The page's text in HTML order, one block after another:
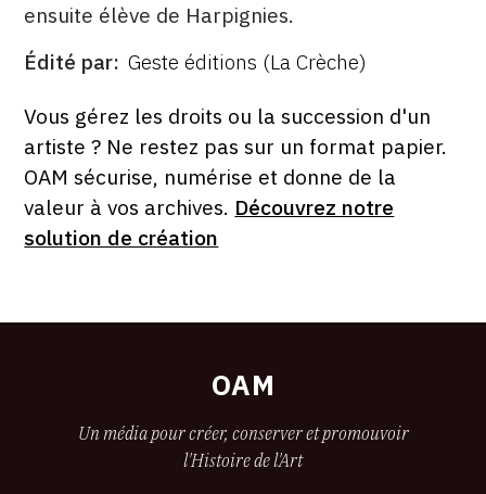
ensuite élève de Harpignies.
ÉDITÉ
Édité par Geste éditions (La Crèche)
FORMAT
ÉTAT
Vous gérez les droits ou la succession d'un
artiste ? Ne restez pas sur un format papier.
OAM sécurise, numérise et donne de la
valeur à vos archives. Découvrez notre
solution de création
OAM
Un média pour créer, conserver et promouvoir
l'Histoire de l'Art